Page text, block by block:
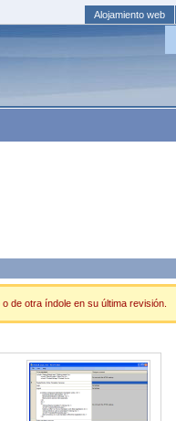
Alojamiento web
de otra índole en su última revisión.